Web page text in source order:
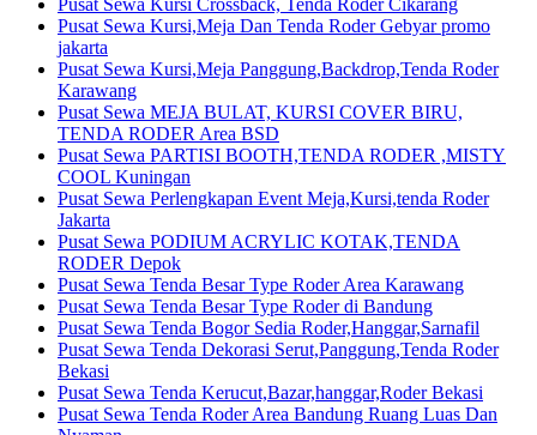
Pusat Sewa Kursi,Meja Dan Tenda Roder Gebyar promo
jakarta
Pusat Sewa Kursi,Meja Panggung,Backdrop,Tenda Roder
Karawang
Pusat Sewa MEJA BULAT, KURSI COVER BIRU,
TENDA RODER Area BSD
Pusat Sewa PARTISI BOOTH,TENDA RODER ,MISTY
COOL Kuningan
Pusat Sewa Perlengkapan Event Meja,Kursi,tenda Roder
Jakarta
Pusat Sewa PODIUM ACRYLIC KOTAK,TENDA
RODER Depok
Pusat Sewa Tenda Besar Type Roder Area Karawang
Pusat Sewa Tenda Besar Type Roder di Bandung
Pusat Sewa Tenda Bogor Sedia Roder,Hanggar,Sarnafil
Pusat Sewa Tenda Dekorasi Serut,Panggung,Tenda Roder
Bekasi
Pusat Sewa Tenda Kerucut,Bazar,hanggar,Roder Bekasi
Pusat Sewa Tenda Roder Area Bandung Ruang Luas Dan